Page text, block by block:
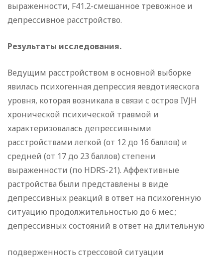
выраженности, F41.2-смешанное тревожное и
депрессивное расстройство.
Результаты исследования.
Ведущим расстройством в основной выборке
явилась психогенная депрессия яевдотияескога
уровня, которая возникала в связи с остров IVJH
хронической психической травмой и
характеризовалась депрессивными
расстройствами легкой (от 12 до 16 баллов) и
средней (от 17 до 23 баллов) степени
выраженности (по HDRS-21). Аффективные
растройства были представлены в виде
депрессивных реакций в ответ на психогенную
ситуацию продолжительностью до 6 мес.;
депрессивных состояний в ответ на длительную
подверженность стрессовой ситуации